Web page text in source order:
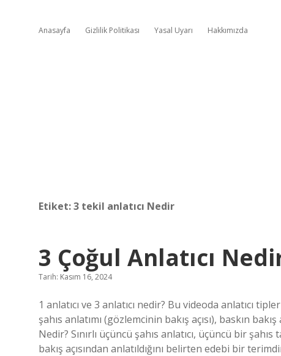
Anasayfa Gizlilik Politikası Yasal Uyarı Hakkımızda
Etiket:3 tekil anlatıcı Nedir
3 Çoğul Anlatıcı
Tarih: Kasım 16, 2024
1 anlatıcı ve 3 anlatıcı nedir? Bu videoda anlatıcı
şahıs anlatımı (gözlemcinin bakış açısı), baskın
Nedir? Sınırlı üçüncü şahıs anlatıcı, üçüncü bir
bakış açısından anlatıldığını belirten edebi bir